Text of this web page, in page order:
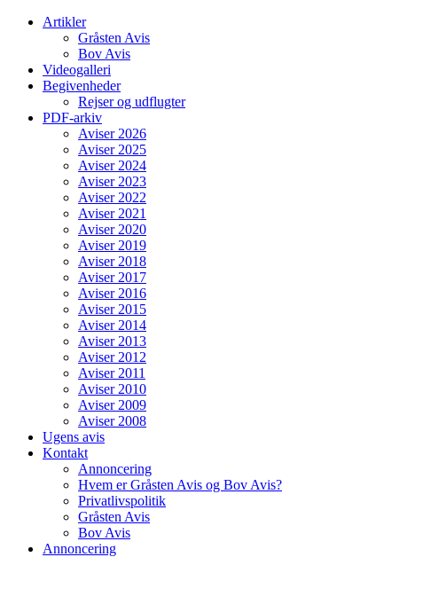
Artikler
Gråsten Avis
Bov Avis
Videogalleri
Begivenheder
Rejser og udflugter
PDF-arkiv
Aviser 2026
Aviser 2025
Aviser 2024
Aviser 2023
Aviser 2022
Aviser 2021
Aviser 2020
Aviser 2019
Aviser 2018
Aviser 2017
Aviser 2016
Aviser 2015
Aviser 2014
Aviser 2013
Aviser 2012
Aviser 2011
Aviser 2010
Aviser 2009
Aviser 2008
Ugens avis
Kontakt
Annoncering
Hvem er Gråsten Avis og Bov Avis?
Privatlivspolitik
Gråsten Avis
Bov Avis
Annoncering